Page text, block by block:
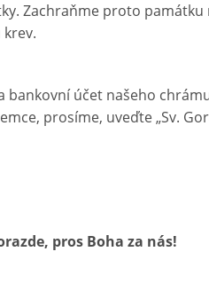
Zachraňme proto památku
bankovní účet našeho
prosíme, uveďte „Sv.
pros Boha za nás!